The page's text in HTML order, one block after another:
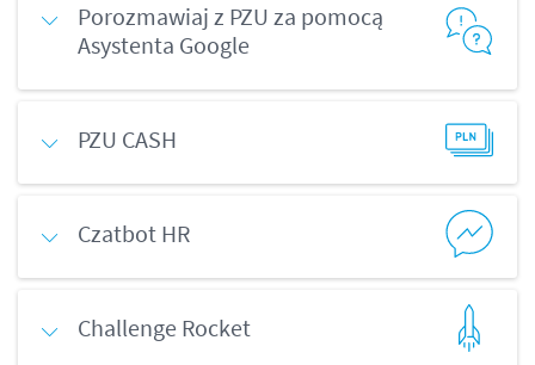
Porozmawiaj z PZU za pomocą
Asystenta Google
PZU CASH
Czatbot HR
Challenge Rocket